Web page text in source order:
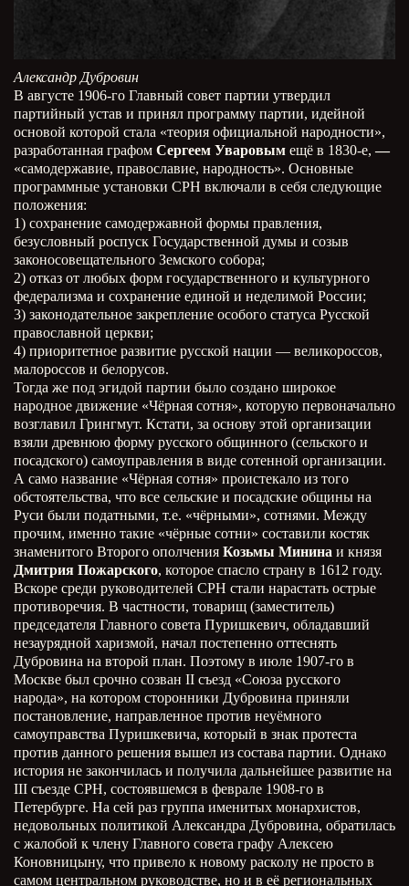
Александр Дубровин
В августе 1906-го Главный совет партии утвердил
партийный устав и принял программу партии, идейной
основой которой стала «теория официальной народности»,
разработанная графом Сергеем Уваровым ещё в 1830-е,—
«самодержавие, православие, народность». Основные
программные установки СРН включали в себя следующие
положения:
1) сохранение самодержавной формы правления,
безусловный роспуск Государственной думы и созыв
законосовещательного Земского собора;
2) отказ от любых форм государственного и культурного
федерализма и сохранение единой и неделимой России;
3) законодательное закрепление особого статуса Русской
православной церкви;
4) приоритетное развитие русской нации — великороссов,
малороссов и белорусов.
Тогда же под эгидой партии было создано широкое
народное движение «Чёрная сотня», которую первоначально
возглавил Грингмут. Кстати, за основу этой организации
взяли древнюю форму русского общинного (сельского и
посадского) самоуправления в виде сотенной организации.
А само название «Чёрная сотня» проистекало из того
обстоятельства, что все сельские и посадские общины на
Руси были податными, т.е. «чёрными», сотнями. Между
прочим, именно такие «чёрные сотни» составили костяк
знаменитого Второго ополчения Козьмы Минина и князя
Дмитрия Пожарского, которое спасло страну в 1612 году.
Вскоре среди руководителей СРН стали нарастать острые
противоречия. В частности, товарищ (заместитель)
председателя Главного совета Пуришкевич, обладавший
незаурядной харизмой, начал постепенно оттеснять
Дубровина на второй план. Поэтому в июле 1907-го в
Москве был срочно созван II съезд «Союза русского
народа», на котором сторонники Дубровина приняли
постановление, направленное против неуёмного
самоуправства Пуришкевича, который в знак протеста
против данного решения вышел из состава партии. Однако
история не закончилась и получила дальнейшее развитие на
III съезде СРН, состоявшемся в феврале 1908-го в
Петербурге. На сей раз группа именитых монархистов,
недовольных политикой Александра Дубровина, обратилась
с жалобой к члену Главного совета графу Алексею
Коновницыну, что привело к новому расколу не просто в
самом центральном руководстве, но и в её региональных